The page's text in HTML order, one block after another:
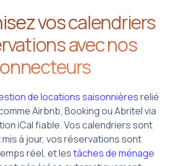
vos calendriers
avec nos
de locations saisonnièresrelié
Airbnb, Booking ou Abritel via
iCal fiable. Vos calendriers sont
à jour, vos réservations sont
réel, et lestâches de ménage